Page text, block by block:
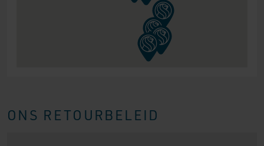
ONS RETOURBELEID